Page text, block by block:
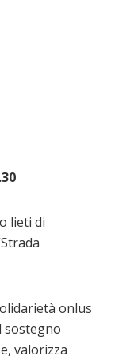
lieti di
onlus
sostegno
valorizza